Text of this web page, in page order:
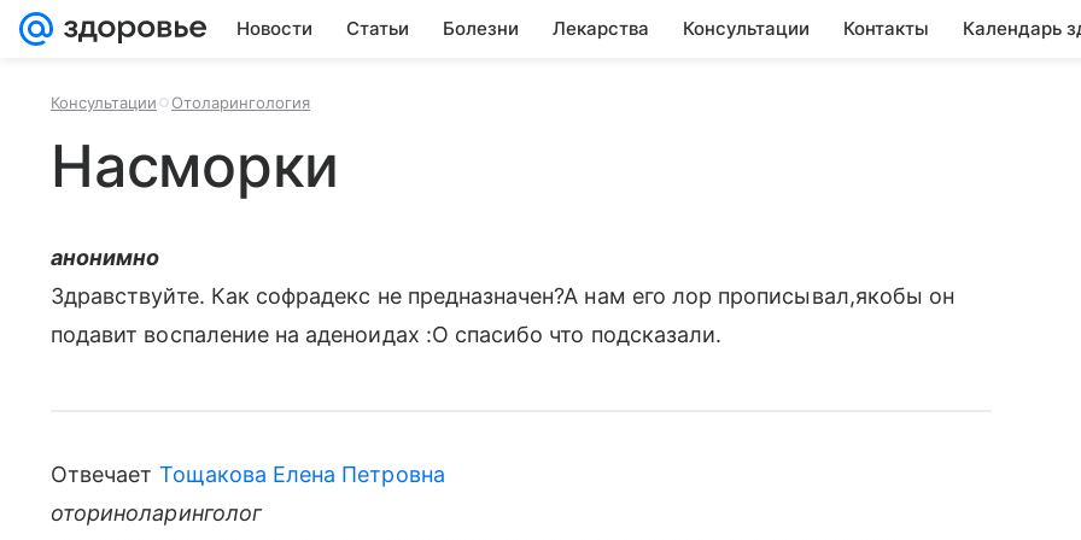
Новости Статьи Болезни Лекарства Консультации Контакты Календарь
Консультации Отоларингология
Насморки
анонимно
Здравствуйте. Как софрадекс не предназначен?А нам его лор прописывал,якобы он
подавит воспаление на аденоидах :O спасибо что подсказали.
Отвечает Тощакова Елена Петровна
оториноларинголог